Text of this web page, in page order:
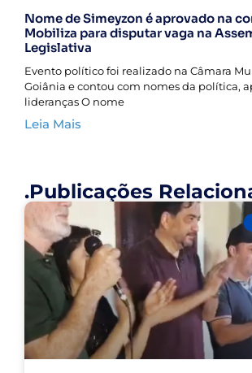
Nome de Simeyzon é aprovado na
Mobiliza para disputar vaga na
Legislativa
Evento político foi realizado na Câmara
Goiânia e contou com nomes da política,
lideranças O nome
Leia Mais
.Publicações